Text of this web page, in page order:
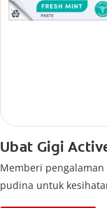
Ubat Gigi
Memberi
pudina untuk